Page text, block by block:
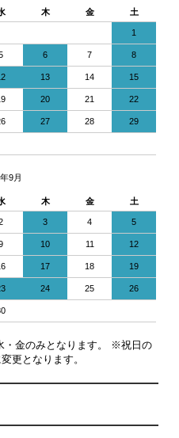
木 金 土
1
6 7 8
13 14 15
20 21 22
27 28 29
9月
木 金 土
3 4 5
10 11 12
17 18 19
24 25 26
・金のみとなります。 ※祝日の
更となります。